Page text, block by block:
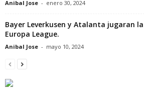
Anibal Jose - enero 30, 2024
Bayer Leverkusen y Atalanta jugaran la
Europa League.
Anibal Jose - mayo 10, 2024